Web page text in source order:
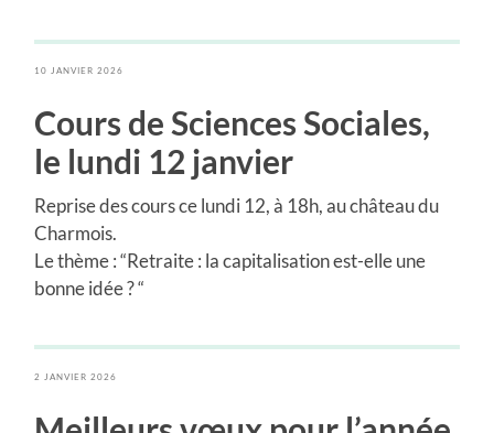
10 JANVIER 2026
Cours de Sciences Sociales,
le lundi 12 janvier
Reprise des cours ce lundi 12, à 18h, au château du
Charmois.
Le thème : “Retraite : la capitalisation est-elle une
bonne idée ? “
2 JANVIER 2026